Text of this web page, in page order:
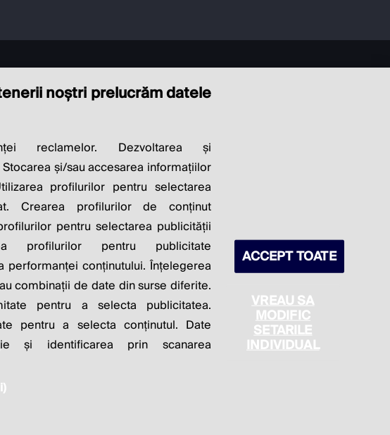
OF
ITS PROFITS.
Politica de cookie Politica de confidențialitate
noștri prelucrăm datele
reclamelor. Dezvoltarea și
și/sau accesarea informațiilor
profilurilor pentru selectarea
Crearea profilurilor de conținut
pentru selectarea publicității
profilurilor pentru publicitate
performanței conținutului. Înțelegerea
combinații de date din surse diferite.
pentru a selecta publicitatea.
pentru a selecta conținutul. Date
și identificarea prin scanarea
ACCEPT TOATE
VREAU SA
MODIFIC
SETARILE
INDIVIDUAL